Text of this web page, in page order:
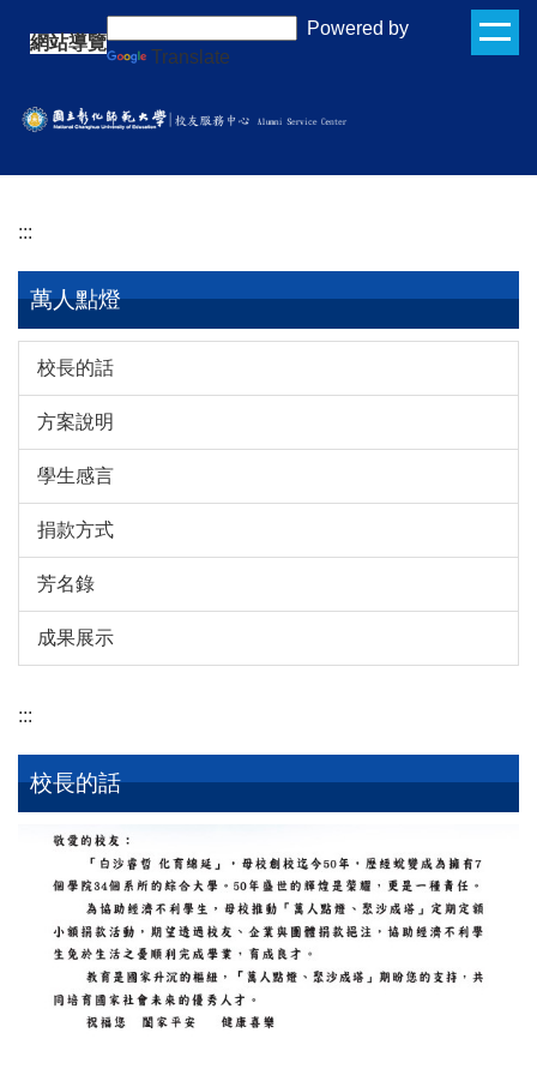
要
內
網站導覽
Powered by
Translate
:::
萬人點燈
校長的話
方案說明
學生感言
捐款方式
芳名錄
成果展示
:::
校長的話